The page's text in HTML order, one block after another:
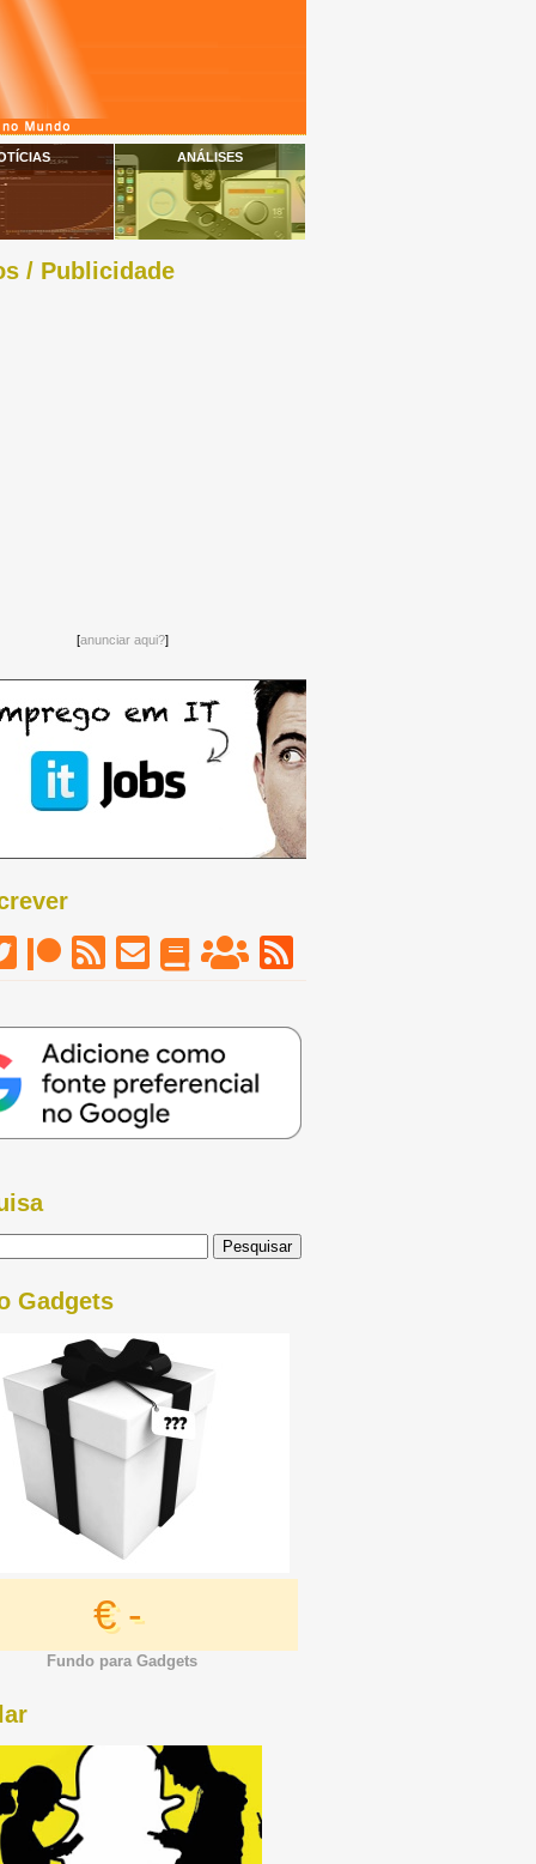
ANÁLISES
/ Publicidade
[anunciar aqui?]
Gadgets
€ -
Fundo para Gadgets